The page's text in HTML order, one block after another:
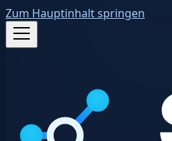
Zum Hauptinhalt springen